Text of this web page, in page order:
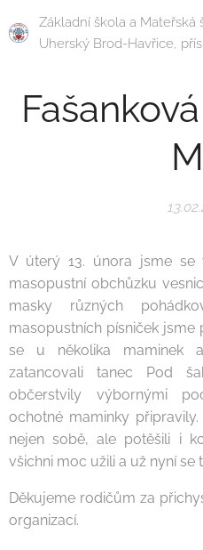
Základní škola a Mateřská
Uherský Brod-Havřice,
V úterý 13. února jsme
masopustní obchůzku
masky různých
masopustních písniček jsme
se u několika maminek
zatancovali tanec Pod
občerstvily výbornými
ochotné maminky
nejen sobě, ale potěšili i
všichni moc užili a už nyní se
Děkujeme rodičům za
organizací.